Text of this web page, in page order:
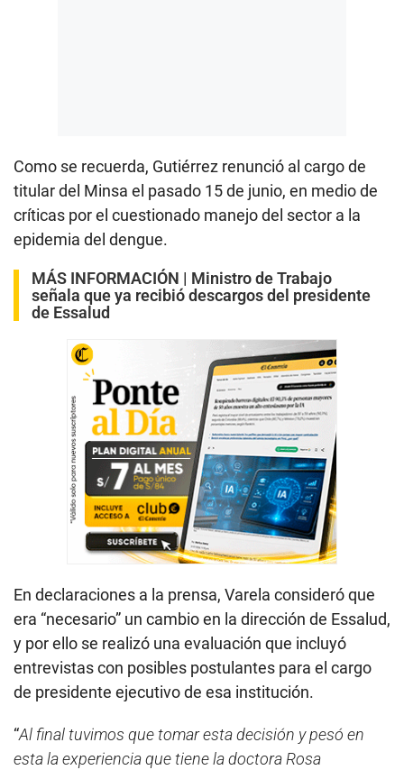
Como se recuerda, Gutiérrez renunció al cargo de
titular del Minsa el pasado 15 de junio, en medio de
críticas por el cuestionado manejo del sector a la
epidemia del dengue.
MÁS INFORMACIÓN | Ministro de Trabajo
señala que ya recibió descargos del presidente
de Essalud
En declaraciones a la prensa, Varela consideró que
era “necesario” un cambio en la dirección de Essalud,
y por ello se realizó una evaluación que incluyó
entrevistas con posibles postulantes para el cargo
de presidente ejecutivo de esa institución.
“Al final tuvimos que tomar esta decisión y pesó en
esta la experiencia que tiene la doctora Rosa